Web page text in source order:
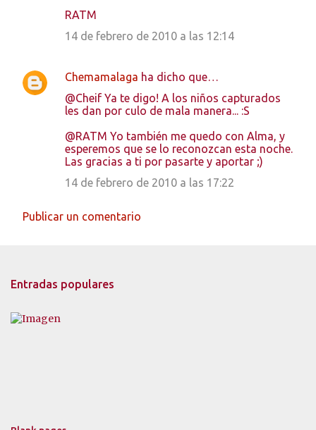
RATM
14 de febrero de 2010 a las 12:14
Chemamalaga ha dicho que…
@Cheif Ya te digo! A los niños capturados
les dan por culo de mala manera... :S
@RATM Yo también me quedo con Alma, y
esperemos que se lo reconozcan esta noche.
Las gracias a ti por pasarte y aportar ;)
14 de febrero de 2010 a las 17:22
Publicar un comentario
Entradas populares